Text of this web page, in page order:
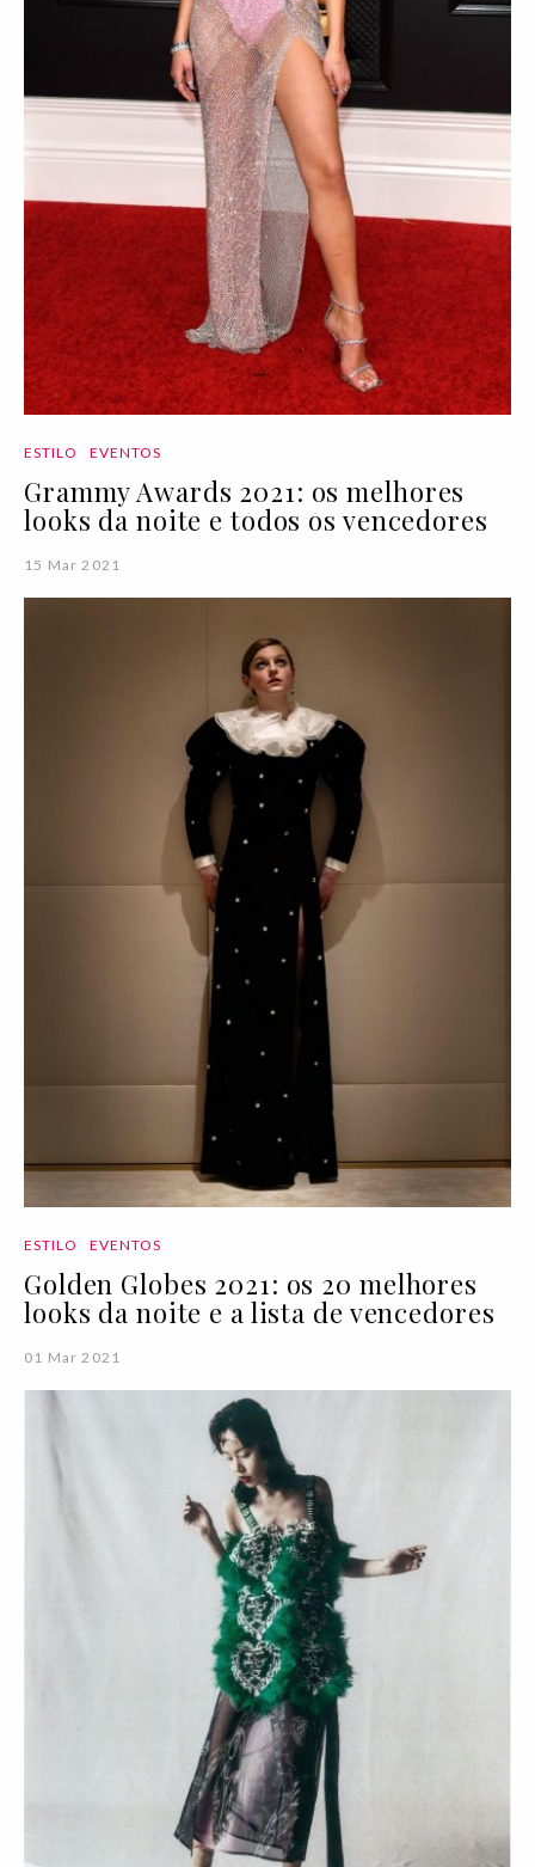
ESTILO EVENTOS
Grammy Awards 2021: os melhores
looks da noite e todos os vencedores
15 Mar 2021
ESTILO EVENTOS
Golden Globes 2021: os 20 melhores
looks da noite e a lista de vencedores
01 Mar 2021